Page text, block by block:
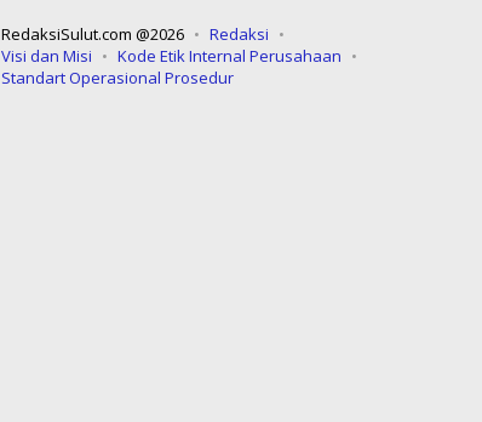
RedaksiSulut.com @2026
Redaksi
Visi dan Misi
Kode Etik Internal Perusahaan
Standart Operasional Prosedur